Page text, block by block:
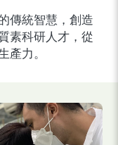
傳統智慧，創造
素科研人才，從
力。